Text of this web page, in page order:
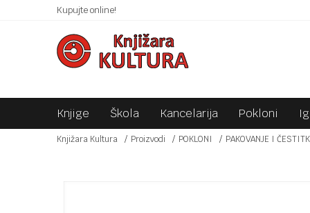
Kupujte online!SIGURNO PLAĆANJE PLATNIM KARTICAMA!
Knjige Škola Kancelarija Pokloni
Knjižara Kultura Proizvodi POKLONI PAKOVANJE I